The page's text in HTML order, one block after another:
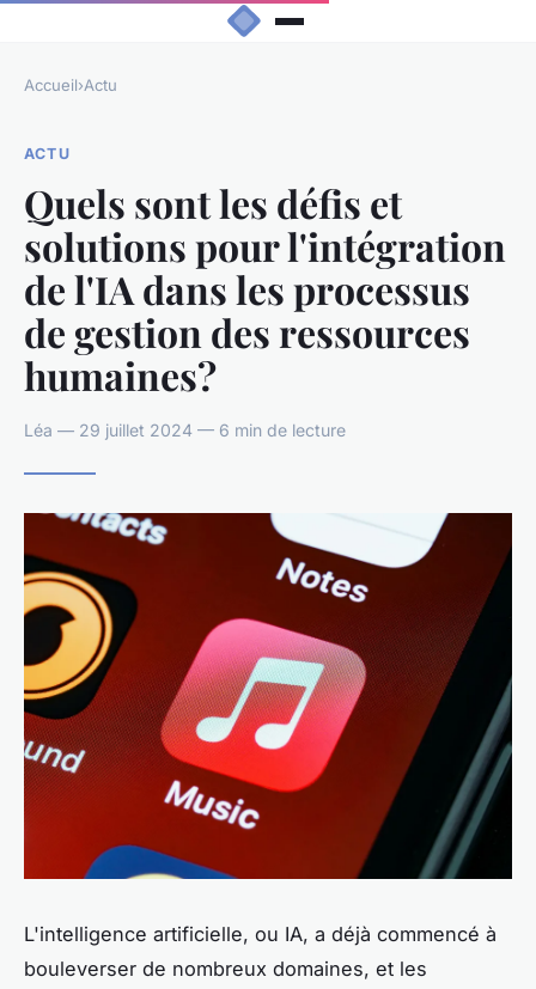
Accueil›Actu
ACTU
Quels sont les défis et
solutions pour l'intégration
de l'IA dans les processus
de gestion des ressources
humaines?
Léa — 29 juillet 2024 — 6 min de lecture
L'intelligence artificielle, ou IA, a déjà commencé à
bouleverser de nombreux domaines, et les